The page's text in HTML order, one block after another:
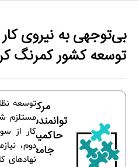
بی‌توجهی به نیروی
توسعه کشور کمرنگ
توسعه
مستلزم
کار از
دوم،
نهادهای
مرکز
توانمندسازی
حاکمیت و
جامعه